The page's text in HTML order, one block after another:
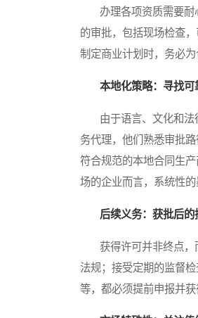
办理各项资质需要耐
的审批，包括现场检查
制定商业计划时，务必为
本地化策略：寻找可
由于语言、文化和法
务代理，他们熟悉审批
符合规范的本地合同生
场的企业而言，系统性
后续义务：获批后的
获得许可并非终点，
法规；接受定期的监督
等，都必须提前申报并